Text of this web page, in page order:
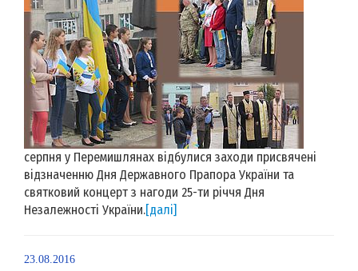
серпня у Перемишлянах відбулися заходи присвячені
відзначенню Дня Державного Прапора України та
святковий концерт з нагоди 25-ти річчя Дня
Незалежності України.[далі]
23.08.2016